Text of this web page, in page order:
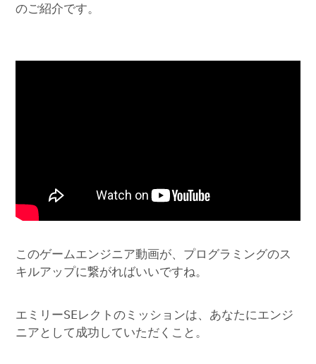
のご紹介です。
このゲームエンジニア動画が、プログラミングのス
キルアップに繋がればいいですね。
エミリーSEレクトのミッションは、あなたにエンジ
ニアとして成功していただくこと。